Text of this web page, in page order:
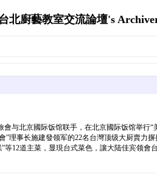
北廚藝教室交流論壇's
与北京國际饭馆联手，在北京國际饭馆举
理事长施建發领军的22名台灣顶级大厨賣力
12道主菜，显現台式菜色，讓大陆佳宾领會